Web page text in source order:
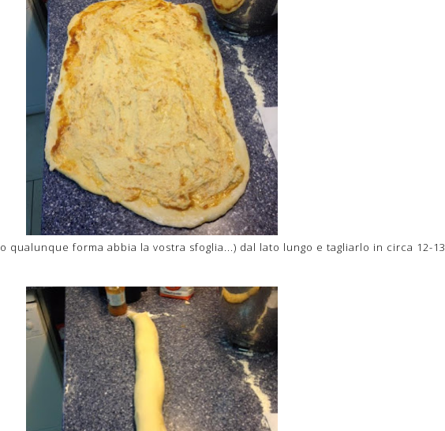
qualunque forma abbia la vostra sfoglia...) dal lato lungo e tagliarlo in circa 12-13